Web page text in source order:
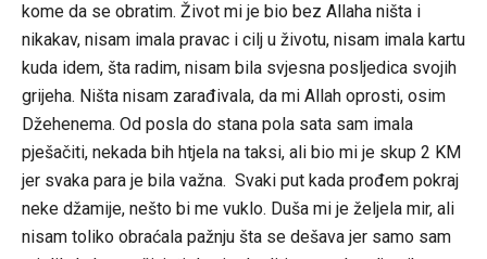
kome da se obratim. Život mi je bio bez Allaha ništa i
nikakav, nisam imala pravac i cilj u životu, nisam imala kartu
kuda idem, šta radim, nisam bila svjesna posljedica svojih
grijeha. Ništa nisam zarađivala, da mi Allah oprosti, osim
Džehenema. Od posla do stana pola sata sam imala
pješačiti, nekada bih htjela na taksi, ali bio mi je skup 2 KM
jer svaka para je bila važna. Svaki put kada prođem pokraj
neke džamije, nešto bi me vuklo. Duša mi je željela mir, ali
nisam toliko obraćala pažnju šta se dešava jer samo sam